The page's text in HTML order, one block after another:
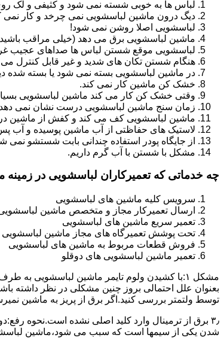
لباس ها به خوبی شسته نمی شود و کثیفی و لک
دیگ درون ماشین لباسشویی نمی چرخد و کار نمی
لباسشویی اصلا روشن نمی شود!
ماشین لباسشویی برق می دهد (خیلی مراقب باشید
لباسشویی موقع شستن لباس ها صداهای عجیب
هنگام شستن تکان های شدید و غیر قابل کنترل می
در ماشین لباسشویی بسته نمی شود یا بسته شده
خشک کن ماشین کار نمی کند.
وقتی خشک کن کار می کند ماشین لباسشویی
زمان سنج ماشین لباسشویی درست نشان نمی
ماشین لباسشویی کف می کند و کفش از ماشین
لاستیک های حفاظتی از آب ماشین پوسیده و آب
از جایگاه پودر استفاده چندانی بابت شستشو نمی
مشکل با شستن با آب گرم داریم.
چه خدماتی که تعمیرکاران لباسشویی در
سرویس کلیه ماشین های لباسشویی
ارسال تعمیرکار مجاز و متخصص ماشین
تعمیر سریع ماشین های لباسشویی
تحت پوشش تعمیرگاه های مجاز ماشین
فروش قطعات مربوط به ماشین های لباسشویی
تعمیر ماشین لباسشویی های دوقلو
مشکل ۱:ﺑﺎ ﮐﺸﯿﺪن وﻟﻮم ﺗﺎﯾﻤﺮ ماشین لباسشویی
ﺗﻮﺳﻂ ولتمتر بررسی ﮐﻨﯿﺪ.اﮔﺮ ﺑﺮق از ﭘﺮﯾﺰ ﺑﻪ ﻣﺎﺷﯿﻦ
۳٫ ﺑﺮق از ﺗﺮﻣﯿﻨﺎل وارد ﮐﻠﯿﺪ اﺻﻠﯽ ﻧﺸﺪه است.نحوه
شدن ﯾﮑﯽ از سیمها است که سبب می شود،ﻣﺎﺷﯿﻦ